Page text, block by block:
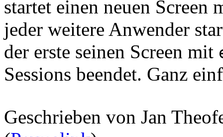
startet einen neuen Screen
jeder weitere Anwender
der erste seinen Screen mit
Sessions beendet. Ganz
Geschrieben von Jan